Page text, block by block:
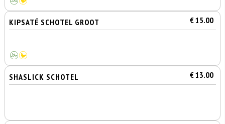
KIPSATÉ SCHOTEL GROOT € 15.00
SHASLICK SCHOTEL € 13.00